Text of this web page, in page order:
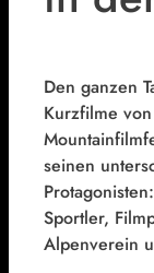
Den ganzen
Kurzfilme
seinen
Sportler,
Alpenverein